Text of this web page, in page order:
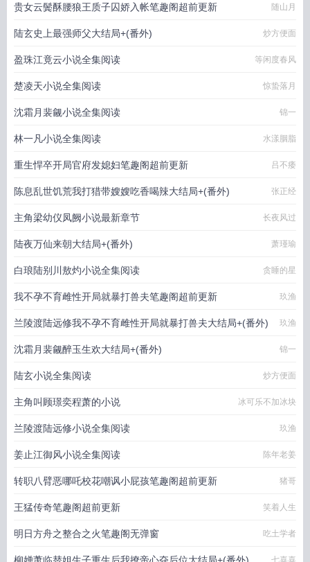
贵女云鬓酥腰狼王质子囚娇入帐笔趣阁超前更新 随山月
陆玄史上最强师父大结局+(番外) 炒方便面
盈珠江竟云小说全集阅读 等闲度春风
楚凌天小说全集阅读 惊蛰落月
沈霜月裴觎小说全集阅读 锦一
林一凡小说全集阅读 水漾胭脂
重生悍卒开局官府发媳妇笔趣阁超前更新 吕不痿
陈息乱世饥荒我打猎带嫂嫂吃香喝辣大结局+(番外) 张正经
主角梁幼仪凤阙小说最新章节 长夜风过
陆夜万仙来朝大结局+(番外) 萧瑾瑜
白琅陆别川敖灼小说全集阅读 贪睡的星
我不孕不育雌性开局就暴打兽夫笔趣阁超前更新 玖渔
兰陵渡陆远修我不孕不育雌性开局就暴打兽夫大结局+(番外) 玖渔
沈霜月裴觎醉玉生欢大结局+(番外) 锦一
陆玄小说全集阅读 炒方便面
主角叫顾璟奕程萧的小说 冰可乐不加冰块
兰陵渡陆远修小说全集阅读 玖渔
姜止江御风小说全集阅读 陈年老姜
转职八臂恶哪吒校花嘲讽小屁孩笔趣阁超前更新 猪哥
王猛传奇笔趣阁超前更新 笑着人生
明日方舟之整合之火笔趣阁无弹窗 吃土学者
七喜喜